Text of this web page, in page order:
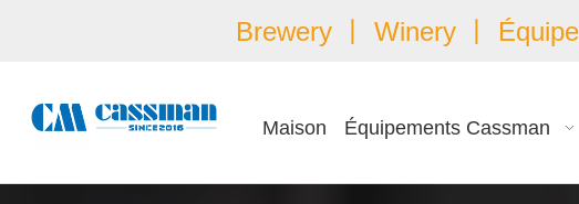
Brewery 丨 Winery 丨
Maison Équipements Cassman